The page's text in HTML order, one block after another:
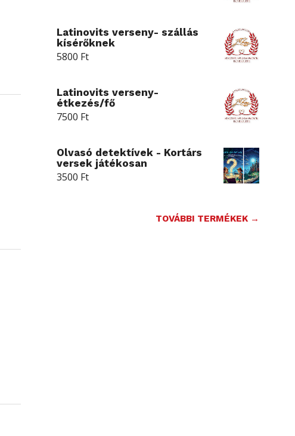
Latinovits verseny- szállás
kísérőknek
5800 Ft
Latinovits verseny-
étkezés/fő
7500 Ft
Olvasó detektívek - Kortárs
versek játékosan
3500 Ft
TOVÁBBI TERMÉKEK →